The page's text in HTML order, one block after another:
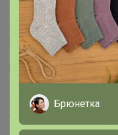
Делая заказ, Вы
регламентом выкупа
и
Леныра
Брюнетка